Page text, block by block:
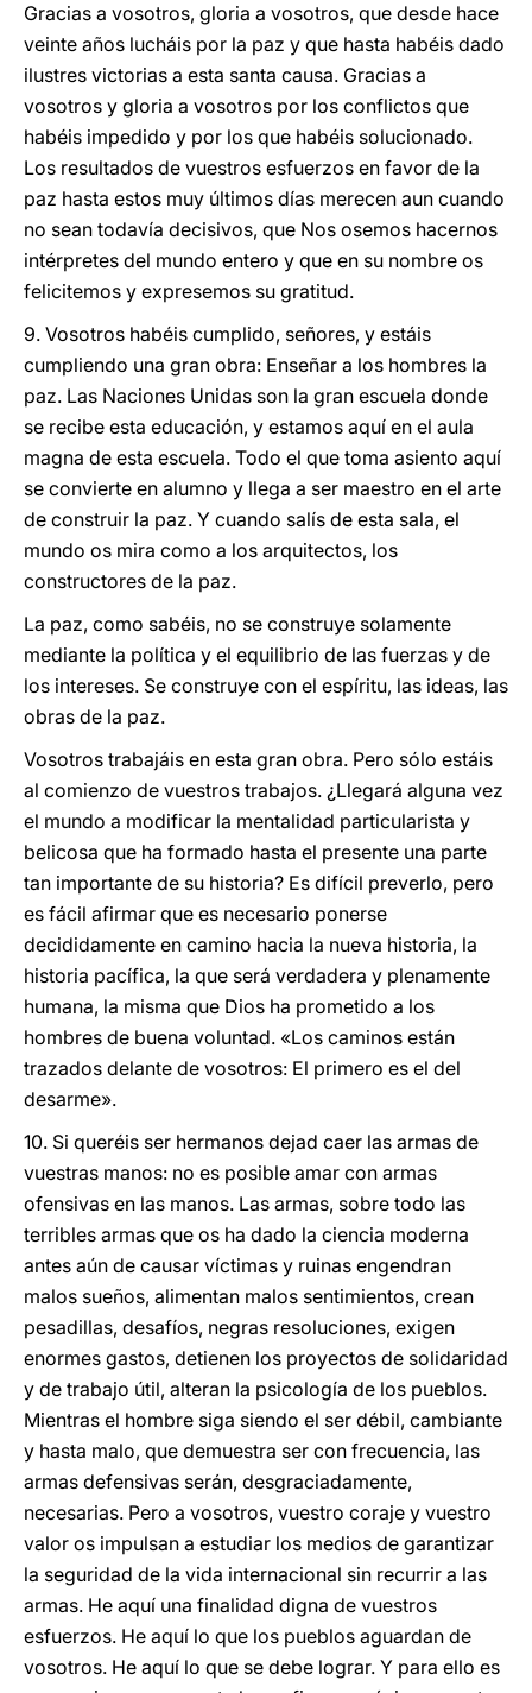
Gracias a vosotros, gloria a vosotros, que desde hace
veinte años lucháis por la paz y que hasta habéis dado
ilustres victorias a esta santa causa. Gracias a
vosotros y gloria a vosotros por los conflictos que
habéis impedido y por los que habéis solucionado.
Los resultados de vuestros esfuerzos en favor de la
paz hasta estos muy últimos días merecen aun cuando
no sean todavía decisivos, que Nos osemos hacernos
intérpretes del mundo entero y que en su nombre os
felicitemos y expresemos su gratitud.
9. Vosotros habéis cumplido, señores, y estáis
cumpliendo una gran obra: Enseñar a los hombres la
paz. Las Naciones Unidas son la gran escuela donde
se recibe esta educación, y estamos aquí en el aula
magna de esta escuela. Todo el que toma asiento aquí
se convierte en alumno y llega a ser maestro en el arte
de construir la paz. Y cuando salís de esta sala, el
mundo os mira como a los arquitectos, los
constructores de la paz.
La paz, como sabéis, no se construye solamente
mediante la política y el equilibrio de las fuerzas y de
los intereses. Se construye con el espíritu, las ideas, las
obras de la paz.
Vosotros trabajáis en esta gran obra. Pero sólo estáis
al comienzo de vuestros trabajos. ¿Llegará alguna vez
el mundo a modificar la mentalidad particularista y
belicosa que ha formado hasta el presente una parte
tan importante de su historia? Es difícil preverlo, pero
es fácil afirmar que es necesario ponerse
decididamente en camino hacia la nueva historia, la
historia pacífica, la que será verdadera y plenamente
humana, la misma que Dios ha prometido a los
hombres de buena voluntad. «Los caminos están
trazados delante de vosotros: El primero es el del
desarme».
10. Si queréis ser hermanos dejad caer las armas de
vuestras manos: no es posible amar con armas
ofensivas en las manos. Las armas, sobre todo las
terribles armas que os ha dado la ciencia moderna
antes aún de causar víctimas y ruinas engendran
malos sueños, alimentan malos sentimientos, crean
pesadillas, desafíos, negras resoluciones, exigen
enormes gastos, detienen los proyectos de solidaridad
y de trabajo útil, alteran la psicología de los pueblos.
Mientras el hombre siga siendo el ser débil, cambiante
y hasta malo, que demuestra ser con frecuencia, las
armas defensivas serán, desgraciadamente,
necesarias. Pero a vosotros, vuestro coraje y vuestro
valor os impulsan a estudiar los medios de garantizar
la seguridad de la vida internacional sin recurrir a las
armas. He aquí una finalidad digna de vuestros
esfuerzos. He aquí lo que los pueblos aguardan de
vosotros. He aquí lo que se debe lograr. Y para ello es